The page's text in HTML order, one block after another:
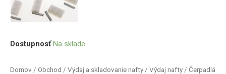
Domov / Obchod / Výdaj a skladovanie nafty / Výdaj nafty / Čerpadlá
Dostupnosť Na sklade